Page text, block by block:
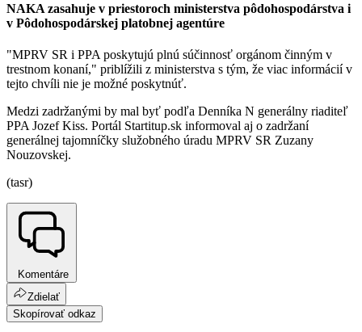
NAKA zasahuje v priestoroch ministerstva pôdohospodárstva i
v Pôdohospodárskej platobnej agentúre
"MPRV SR i PPA poskytujú plnú súčinnosť orgánom činným v
trestnom konaní," priblížili z ministerstva s tým, že viac informácií v
tejto chvíli nie je možné poskytnúť.
Medzi zadržanými by mal byť podľa Denníka N generálny riaditeľ
PPA Jozef Kiss. Portál Startitup.sk informoval aj o zadržaní
generálnej tajomníčky služobného úradu MPRV SR Zuzany
Nouzovskej.
(tasr)
Komentáre
Zdielať
Skopírovať odkaz